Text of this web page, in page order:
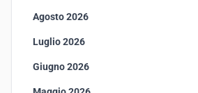
Agosto 2026
Luglio 2026
Giugno 2026